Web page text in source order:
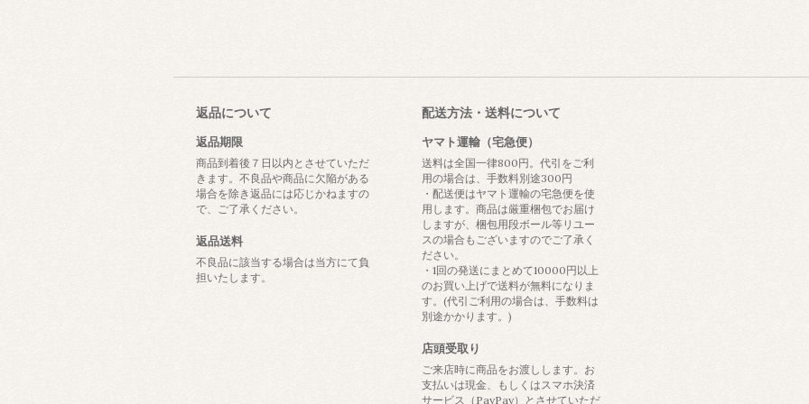
返品について
返品期限
商品到着後７日以内とさせていただ
きます。不良品や商品に欠陥がある
場合を除き返品には応じかねますの
で、ご了承ください。
返品送料
不良品に該当する場合は当方にて負
担いたします。
配送方法・送料について
ヤマト運輸（宅急便）
送料は全国一律800円。代引をご利
用の場合は、手数料別途300円
・配送便はヤマト運輸の宅急便を使
用します。商品は厳重梱包でお届け
しますが、梱包用段ボール等リユー
スの場合もございますのでご了承く
ださい。
・1回の発送にまとめて10000円以上
のお買い上げで送料が無料になりま
す。(代引ご利用の場合は、手数料は
別途かかります。)
店頭受取り
ご来店時に商品をお渡しします。お
支払いは現金、もしくはスマホ決済
サービス（PayPay）とさせていただ